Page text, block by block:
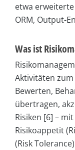
etwa
ORM, Output-
Was ist
Aktivitäten
Bewerten,
übertragen,
Risiken [6] –
Risikoappetit
(Risk